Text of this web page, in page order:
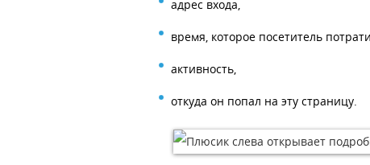
адрес входа,
время, которое посетитель
активность,
откуда он попал на эту страницу.